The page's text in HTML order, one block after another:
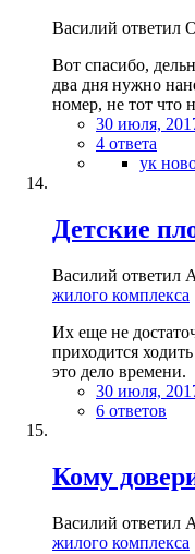
Василий ответил
Вот спасибо,
два дня нужно
номер, не тот что
30 июля,
4 ответа
ук
Детские
Василий ответил
жилого комплекса
Их еще не
приходится
это дело времени.
30 июля,
6 ответов
Кому
Василий ответил
жилого комплекса